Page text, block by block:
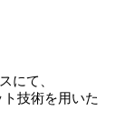
にて、
技術を用いた